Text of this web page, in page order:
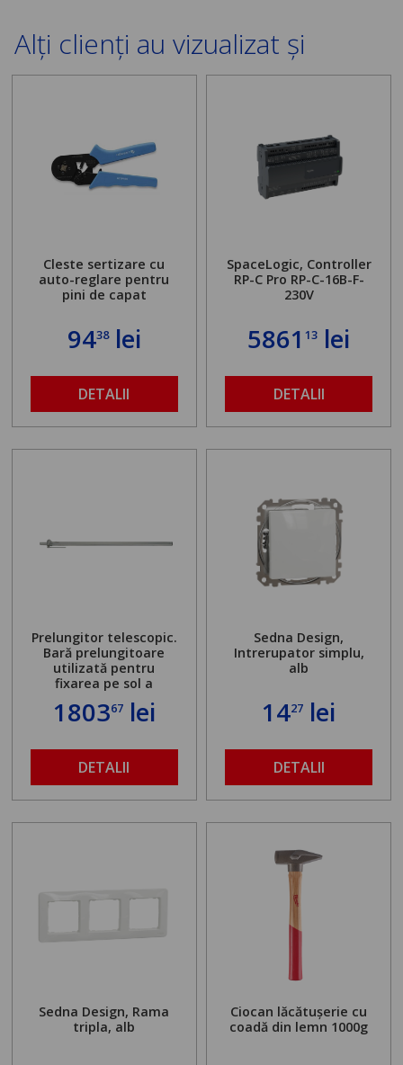
Alți clienți au vizualizat și
Cleste sertizare cu
auto-reglare pentru
pini de capat
9438lei
DETALII
SpaceLogic, Controller
RP-C Pro RP-C-16B-F-
230V
586113 lei
DETALII
Prelungitor telescopic.
Bară prelungitoare
utilizată pentru
fixarea pe sol a
standului mașinii de
găurit în locul
maximă admisă de 500
kg și înălțime reglabilă
de la 1,8 la 2,9 m
180367lei
DETALII
Sedna Design,
Intrerupator simplu,
alb
1427 lei
DETALII
Sedna Design, Rama
tripla, alb
Ciocan lăcătușerie cu
coadă din lemn 1000g